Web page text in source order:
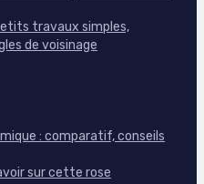
travaux simples,
de voisinage
: comparatif, conseils
sur cette rose